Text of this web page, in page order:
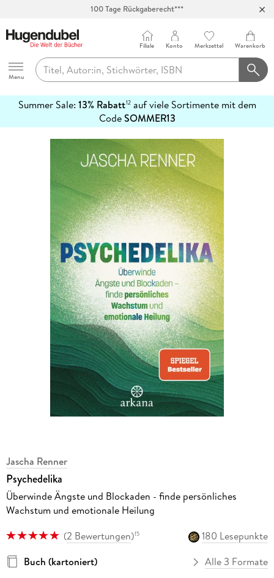
100 Tage Rückgaberecht***
Hugendubel
Menu
Filiale Konto Merkzettel Warenkorb
Summer Sale: 13% Rabatt12auf viele Sortimente mit dem
CodeSOMMER13
erfahren
Jascha Renner
Psychedelika
Überwinde Ängste und Blockaden - finde persönliches
Wachstum und emotionale Heilung
(2 Bewertungen)15
180 Lesepunkte
Buch (kartoniert)
Alle 3 Formate